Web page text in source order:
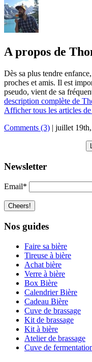
A propos de
Dès sa plus tendre enfance,
proches et amis. Il est
pseudo, vient de sa
description complète de
Afficher tous les articles
Comments (3) | juillet
Newsletter
Email*
Nos guides
Faire sa bière
Tireuse à bière
Achat bière
Verre à bière
Box Bière
Calendrier Bière
Cadeau Bière
Cuve de brassage
Kit de brassage
Kit à bière
Atelier de brassage
Cuve de